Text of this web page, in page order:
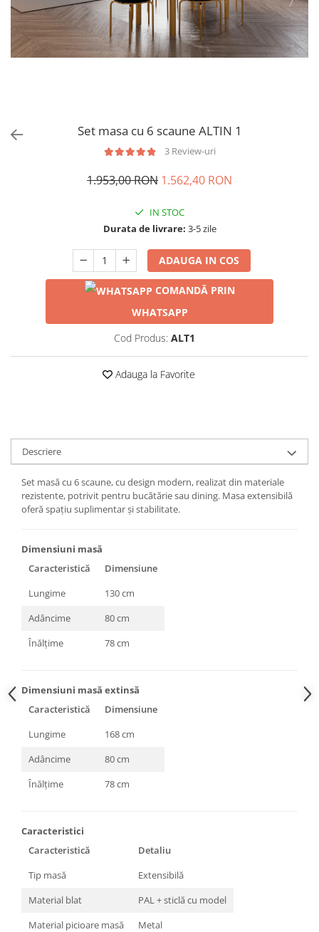
Set masa cu 6 scaune ALTIN 1
3 Review-uri
1.953,00 RON 1.562,40 RON
IN STOC
Durata de livrare: 3-5 zile
ADAUGA IN COS
COMANDĂ PRIN
WHATSAPP
Cod Produs: ALT1
Adauga la Favorite
Descriere
Set masă cu 6 scaune, cu design modern, realizat din materiale
rezistente, potrivit pentru bucătărie sau dining. Masa extensibilă
oferă spațiu suplimentar și stabilitate.
Dimensiuni masă
Caracteristică
Dimensiune
Lungime
130 cm
Adâncime
80 cm
Înălțime
78 cm
Dimensiuni masă extinsă
Caracteristică
Dimensiune
Lungime
168 cm
Adâncime
80 cm
Înălțime
78 cm
Caracteristici
Caracteristică
Detaliu
Tip masă
Extensibilă
Material blat
PAL + sticlă cu model
Material picioare masă
Metal